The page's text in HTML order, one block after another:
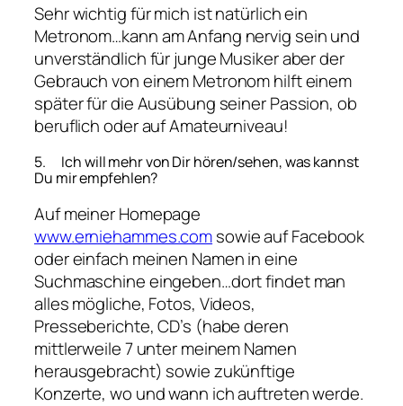
Sehr wichtig für mich ist natürlich ein
Metronom…kann am Anfang nervig sein und
unverständlich für junge Musiker aber der
Gebrauch von einem Metronom hilft einem
später für die Ausübung seiner Passion, ob
beruflich oder auf Amateurniveau!
5. Ich will mehr von Dir hören/sehen, was kannst
Du mir empfehlen?
Auf meiner Homepage
www.erniehammes.comsowie auf Facebook
oder einfach meinen Namen in eine
Suchmaschine eingeben…dort findet man
alles mögliche, Fotos, Videos,
Presseberichte, CD’s (habe deren
mittlerweile 7 unter meinem Namen
herausgebracht) sowie zukünftige
Konzerte, wo und wann ich auftreten werde.